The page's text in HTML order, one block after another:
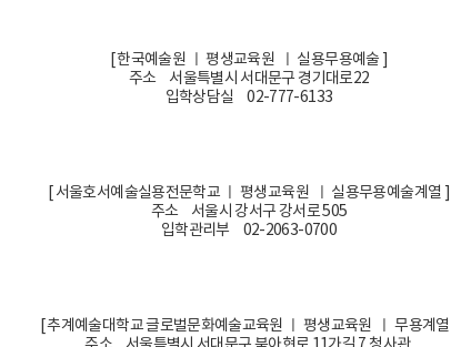
[ 한국예술원 ㅣ 평생교육원 ㅣ 실용무용예술 ]
주소 서울특별시 서대문구 경기대로22
입학상담실 02-777-6133
[ 서울호서예술실용전문학교 ㅣ 평생교육원 ㅣ 실용무용예술계열 ]
주소 서울시 강서구 강서로 505
입학관리부 02-2063-0700
[ 추계예술대학교 글로벌문화예술교육원 ㅣ 평생교육원 ㅣ 무용계열 ]